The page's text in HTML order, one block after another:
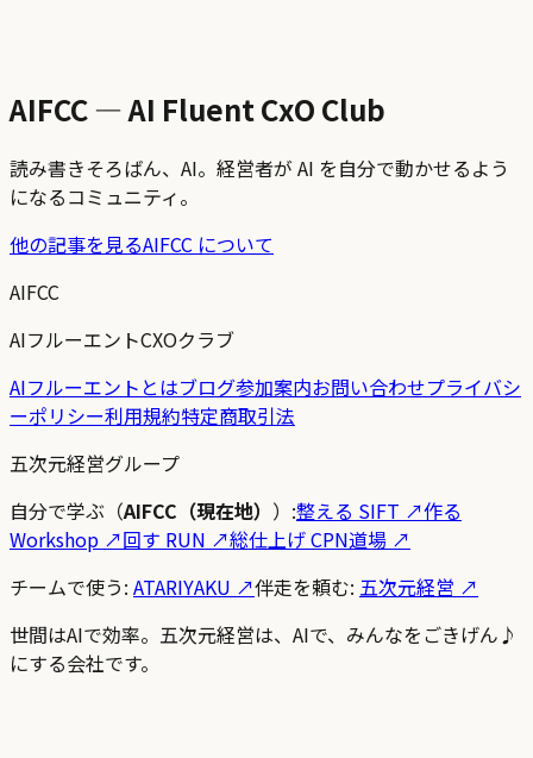
AIFCC — AI Fluent CxO Club
読み書きそろばん、AI。経営者が AI を自分で動かせるよう
になるコミュニティ。
他の記事を見るAIFCC について
AIFCC
AIフルーエントCXOクラブ
AIフルーエントとはブログ参加案内お問い合わせプライバシ
ーポリシー利用規約特定商取引法
五次元経営グループ
自分で学ぶ（AIFCC（現在地） ）:整える SIFT ↗作る
Workshop ↗回す RUN ↗総仕上げ CPN道場 ↗
チームで使う: ATARIYAKU ↗伴走を頼む: 五次元経営 ↗
世間はAIで効率。五次元経営は、AIで、みんなをごきげん♪
にする会社です。